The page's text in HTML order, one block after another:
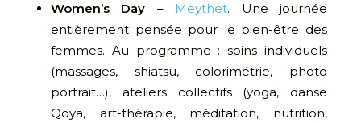
Women’s Day – Meythet. Une journée
entièrement pensée pour le bien-être des
femmes. Au programme : soins individuels
(massages, shiatsu, colorimétrie, photo
portrait…), ateliers collectifs (yoga, danse
Qoya, art-thérapie, méditation, nutrition,